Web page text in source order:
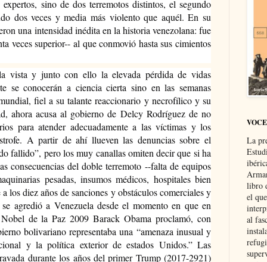
sino de dos terremotos distintos, el segundo
dos veces y media más violento que aquél. En su
una intensidad inédita en la historia venezolana: fue
veces superior-- al que conmovió hasta sus cimientos
vista y junto con ello la elevada pérdida de vidas
se conocerán a ciencia cierta sino en las semanas
fiel a su talante reaccionario y necrofílico y su
ahora acusa al gobierno de Delcy Rodríguez de no
para atender adecuadamente a las víctimas y los
A partir de ahí llueven las denuncias sobre el
fallido”, pero los muy canallas omiten decir que si ha
consecuencias del doble terremoto --falta de equipos
pesadas, insumos médicos, hospitales bien
los diez años de sanciones y obstáculos comerciales y
agredió a Venezuela desde el momento en que en
de la Paz 2009 Barack Obama proclamó, con
bolivariano representaba una “amenaza inusual y
y la política exterior de estados Unidos.” Las
durante los años del primer Trump (2017-2921)
La
libro
el
al